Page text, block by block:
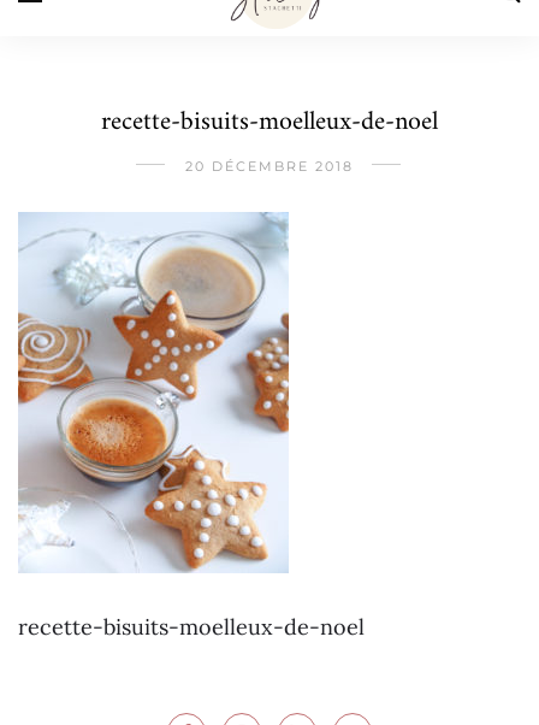
recette-bisuits-moelleux-de-noel
20 DÉCEMBRE 2018
recette-bisuits-moelleux-de-noel